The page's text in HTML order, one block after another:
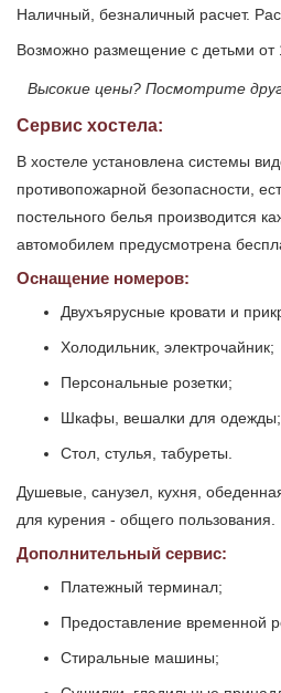
Наличный, безналичный расчет.
Возможно размещение с детьми от
Высокие цены? Посмотрите
Сервис хостела:
В хостеле установлена системы
противопожарной безопасности,
постельного белья производится
автомобилем предусмотрена
Оснащение номеров:
Двухъярусные кровати и
Холодильник, электрочайник;
Персональные розетки;
Шкафы, вешалки для одежды;
Стол, стулья, табуреты.
Душевые, санузел, кухня,
для курения - общего пользования.
Дополнительный сервис:
Платежный терминал;
Предоставление временной
Стиральные машины;